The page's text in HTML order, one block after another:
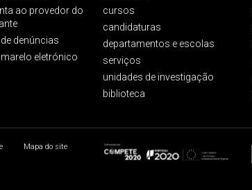
ao provedor do
denúncias
eletrónico
cursos
candidaturas
departamentos e escolas
serviços
unidades de investigação
biblioteca
Mapa do site